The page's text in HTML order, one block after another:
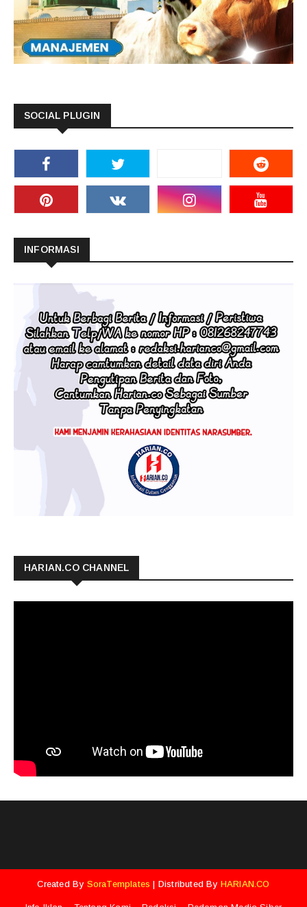
SOCIAL PLUGIN
INFORMASI
HARIAN.CO CHANNEL
Created By SoraTemplates | Distributed By HARIAN.CO